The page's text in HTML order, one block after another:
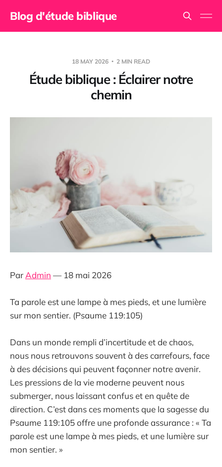
Blog d'étude biblique
18 MAY 2026 2 MIN READ
Étude biblique : Éclairer notre
chemin
Par Admin — 18 mai 2026
Ta parole est une lampe à mes pieds, et une lumière
sur mon sentier. (Psaume 119:105)
Dans un monde rempli d’incertitude et de chaos,
nous nous retrouvons souvent à des carrefours, face
à des décisions qui peuvent façonner notre avenir.
Les pressions de la vie moderne peuvent nous
submerger, nous laissant confus et en quête de
direction. C’est dans ces moments que la sagesse du
Psaume 119:105 offre une profonde assurance : « Ta
parole est une lampe à mes pieds, et une lumière sur
mon sentier. »